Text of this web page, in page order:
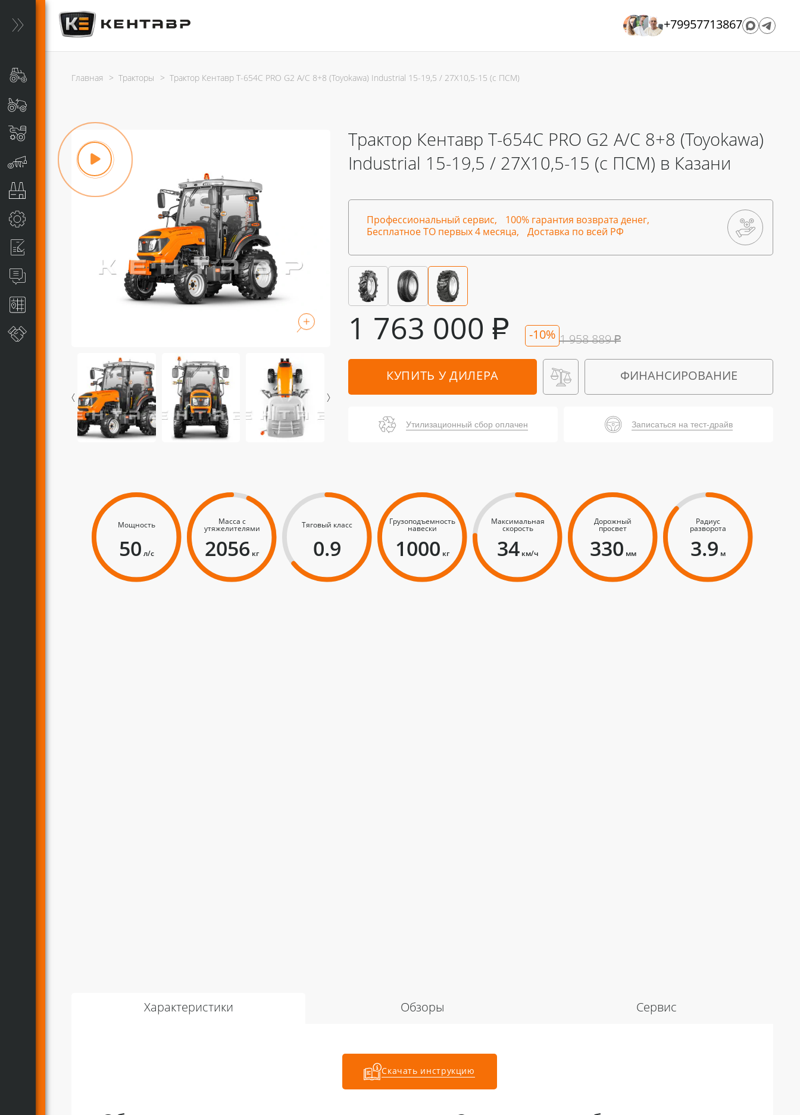
+79957713867
Главная > Тракторы > Трактор Кентавр Т-654С PRO G2 A/C 8+8 (Toyokawa) Industrial 15-19,5 / 27X10,5-15 (с ПСМ)
Трактор Кентавр Т-654С PRO G2 A/C 8+8 (Toyokawa)
Industrial 15-19,5 / 27X10,5-15 (с ПСМ) в Казани
Профессиональный сервис,
100% гарантия возврата денег,
Бесплатное ТО первых 4 месяца,
Доставка по всей РФ
1 958 889₽
-10%
1 763 000 ₽
КУПИТЬ У ДИЛЕРА ФИНАНСИРОВАНИЕ
Утилизационный сбор оплачен Записаться на тест-драйв
Мощность
50 л/с
Масса с
утяжелителями
2056 кг
Тяговый класс
0.9
Грузоподъемность
навески
1000 кг
Максимальная
скорость
34км/ч
Дорожный
просвет
330 мм
Радиус
разворота
3.9 м
Характеристики Обзоры Сервис
Скачать инструкцию